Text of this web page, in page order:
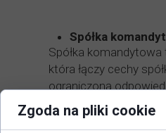
Spółka
Spółka
która łączy cechy
ograniczoną
niektórych wspólników.
wchodzą wspólnicy
Zgoda na pliki cookie